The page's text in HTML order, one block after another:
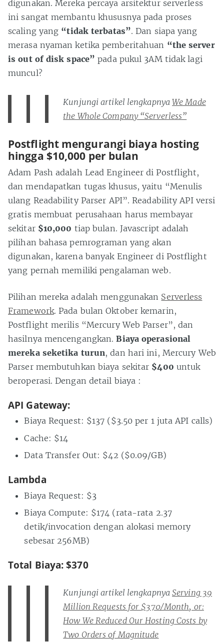
digunakan. Mereka percaya arsitektur serverless
ini sangat membantu khususnya pada proses
scaling yang “tidak terbatas”. Dan siapa yang
merasa nyaman ketika pemberitahuan “the server
is out of disk space” pada pukul 3AM tidak lagi
muncul?
Kunjungi artikel lengkapnyaWe Made
the Whole Company “Serverless”
Postflight mengurangi biaya hosting
hingga $10,000 per bulan
Adam Pash adalah Lead Engineer di Postflight,
dan mendapatkan tugas khusus, yaitu “Menulis
ulang Readability Parser API”. Readability API versi
gratis membuat perusahaan harus membayar
sekitar $10,000 tiap bulan. Javascript adalah
pilihan bahasa pemrograman yang akan
digunakan, karena banyak Engineer di Postflight
yang pernah memiliki pengalaman web.
Pilihan mereka adalah menggunakan Serverless
Framework. Pada bulan Oktober kemarin,
Postflight merilis “Mercury Web Parser”, dan
hasilnya mencengangkan.Biaya operasional
mereka seketika turun, dan hari ini, Mercury Web
Parser membutuhkan biaya sekitar $400 untuk
beroperasi. Dengan detail biaya :
API Gateway:
Biaya Request: $137 ($3.50 per 1 juta API calls)
Cache: $14
Data Transfer Out: $42 ($0.09/GB)
Lambda
Biaya Request: $3
Biaya Compute: $174 (rata-rata 2.37
detik/invocation dengan alokasi memory
sebesar 256MB)
Total Biaya: $370
Kunjungi artikel lengkapnyaServing 39
Million Requests for $370/Month, or:
How We Reduced Our Hosting Costs by
Two Orders of Magnitude